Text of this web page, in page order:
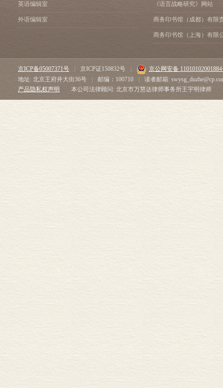
英语编辑室
外语编辑室
《语言战略研究》网站
商务印书馆（成都）有限
商务印书馆（上海）有限
京ICP备05007371号 京ICP证150832号
京公网安备
地址: 北京王府井大街36号
邮编：100710
读者邮箱:
产品隐私权声明
本公司法律顾问: 北京市万慧达律师事务所王宇明律师